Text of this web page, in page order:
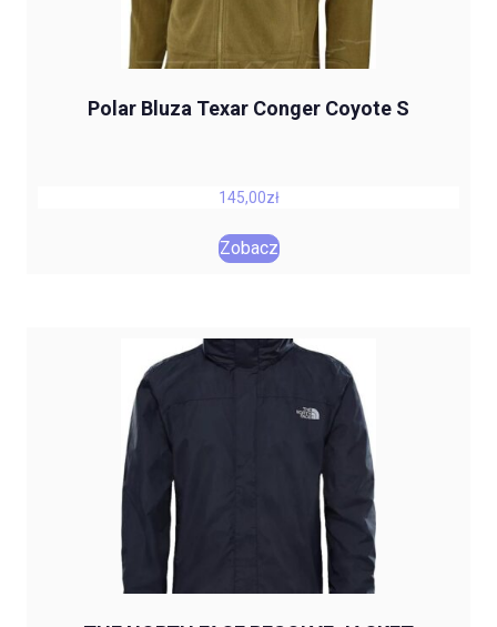
Polar Bluza Texar Conger Coyote S
145,00zł
Zobacz